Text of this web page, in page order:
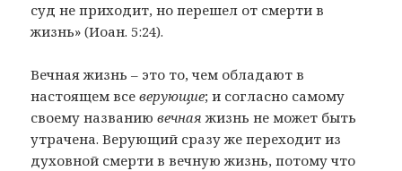
суд не приходит, но перешел от смерти в
жизнь» (Иоан. 5:24).
Вечная жизнь – это то, чем обладают в
настоящем всеверующие; и согласно самому
своему названиювечнаяжизнь не может быть
утрачена. Верующий сразу же переходит из
духовной смерти в вечную жизнь, потому что